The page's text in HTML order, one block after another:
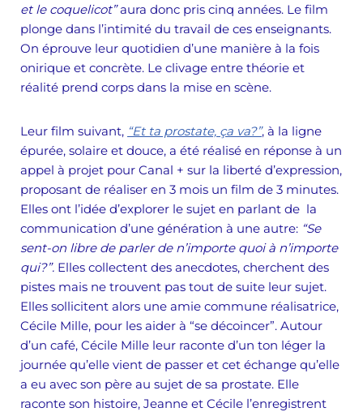
et le coquelicot”aura donc pris cinq années. Le film
plonge dans l’intimité du travail de ces enseignants.
On éprouve leur quotidien d’une manière à la fois
onirique et concrète. Le clivage entre théorie et
réalité prend corps dans la mise en scène.
Leur film suivant, “Et ta prostate, ça va?”, à la ligne
épurée, solaire et douce, a été réalisé en réponse à un
appel à projet pour Canal + sur la liberté d’expression,
proposant de réaliser en 3 mois un film de 3 minutes.
Elles ont l’idée d’explorer le sujet en parlant de la
communication d’une génération à une autre: “Se
sent-on libre de parler de n’importe quoi à n’importe
qui?”. Elles collectent des anecdotes, cherchent des
pistes mais ne trouvent pas tout de suite leur sujet.
Elles sollicitent alors une amie commune réalisatrice,
Cécile Mille, pour les aider à “se décoincer”. Autour
d’un café, Cécile Mille leur raconte d’un ton léger la
journée qu’elle vient de passer et cet échange qu’elle
a eu avec son père au sujet de sa prostate. Elle
raconte son histoire, Jeanne et Cécile l’enregistrent